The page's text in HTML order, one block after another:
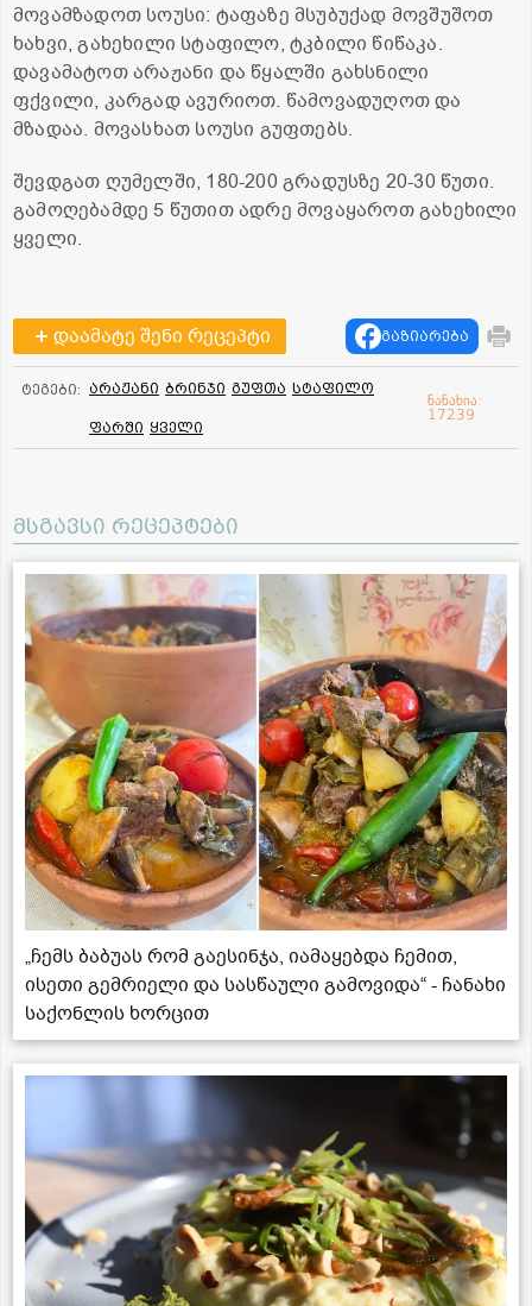
მოვამზადოთ სოუსი: ტაფაზე მსუბუქად მოვშუშოთ
ხახვი, გახეხილი სტაფილო, ტკბილი წიწაკა.
დავამატოთ არაჟანი და წყალში გახსნილი
ფქვილი, კარგად ავურიოთ. წამოვადუღოთ და
მზადაა. მოვასხათ სოუსი გუფთებს.
შევდგათ ღუმელში, 180-200 გრადუსზე 20-30 წუთი.
გამოღებამდე 5 წუთით ადრე მოვაყაროთ გახეხილი
ყველი.
დაამატე შენი რეცეპტი გაზიარება
ტეგები: არაჟანი ბრინჯი გუფთა სტაფილო
ფარში ყველი
ნანახია:
17239
მსგავსი რეცეპტები
„ჩემს ბაბუას რომ გაესინჯა, იამაყებდა ჩემით,
ისეთი გემრიელი და სასწაული გამოვიდა“ - ჩანახი
საქონლის ხორცით